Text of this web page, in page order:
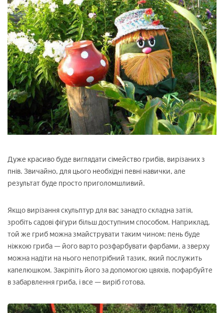
Дуже красиво буде виглядати сімейство грибів, вирізаних з
пнів. Звичайно, для цього необхідні певні навички, але
результат буде просто приголомшливий.
Якщо вирізання скульптур для вас занадто складна затія,
зробіть садові фігури більш доступним способом. Наприклад,
той же гриб можна змайструвати таким чином: пень буде
ніжкою гриба — його варто розфарбувати фарбами, а зверху
можна надіти на нього непотрібний тазик, який послужить
капелюшком. Закріпіть його за допомогою цвяхів, пофарбуйте
в забарвлення гриба, і все — виріб готова.